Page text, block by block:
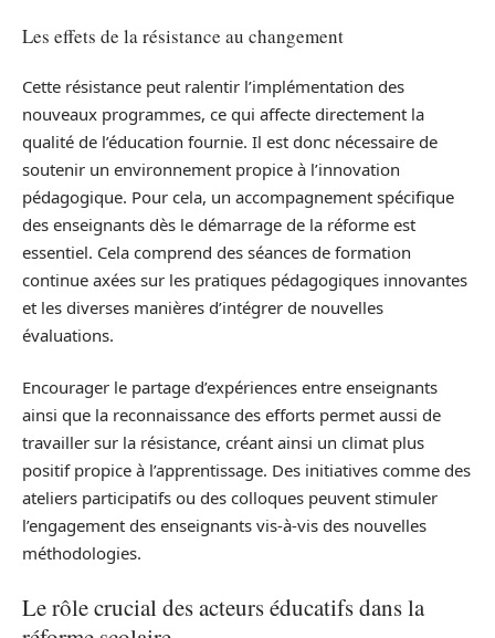
Les effets de la résistance au changement
Cette résistance peut ralentir l’implémentation des
nouveaux programmes, ce qui affecte directement la
qualité de l’éducation fournie. Il est donc nécessaire de
soutenir un environnement propice à l’innovation
pédagogique. Pour cela, un accompagnement spécifique
des enseignants dès le démarrage de la réforme est
essentiel. Cela comprend des séances de formation
continue axées sur les pratiques pédagogiques innovantes
et les diverses manières d’intégrer de nouvelles
évaluations.
Encourager le partage d’expériences entre enseignants
ainsi que la reconnaissance des efforts permet aussi de
travailler sur la résistance, créant ainsi un climat plus
positif propice à l’apprentissage. Des initiatives comme des
ateliers participatifs ou des colloques peuvent stimuler
l’engagement des enseignants vis-à-vis des nouvelles
méthodologies.
Le rôle crucial des acteurs éducatifs dans la